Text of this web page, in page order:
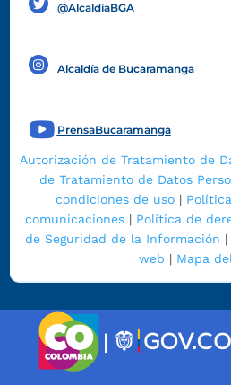
@AlcaldíaBGA
Alcaldía de Bucaramanga
PrensaBucaramanga
Autorización de Tratamiento de
de Tratamiento de Datos
condiciones de uso |
comunicaciones| Política de
de Seguridad de la Información |
web | Mapa
|